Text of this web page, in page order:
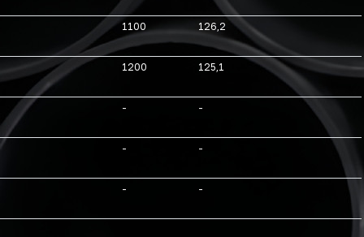
1100 126,2
1200 125,1
- -
- -
- -